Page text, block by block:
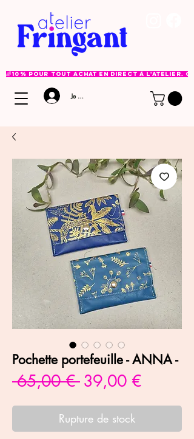
🌈 10% pour tout achat en direct à l'atelier.
Je me connecte
Pochette portefeuille - ANNA -
65,00 € Prix
39,00 €Prix
Rupture de stock